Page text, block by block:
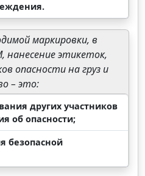
маркировки, в
этикеток,
опасности на груз и
– это:
других участников
об опасности;
безопасной